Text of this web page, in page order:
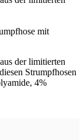
mit
der limitierten
Strumpfhosen
4%